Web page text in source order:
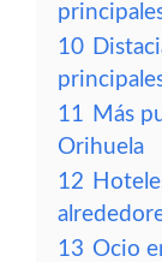
10
11 Más
Orihuela
12
13 Ocio